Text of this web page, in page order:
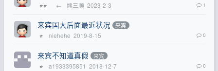
⭐⭐ ← 熊三顺 2023-2-3 1
来宾国大后面最近状况 来宾
⭐ niehehe 2019-8-15 0
来宾不知道真假 来宾
⭐ a1933395851 2018-12-7 0